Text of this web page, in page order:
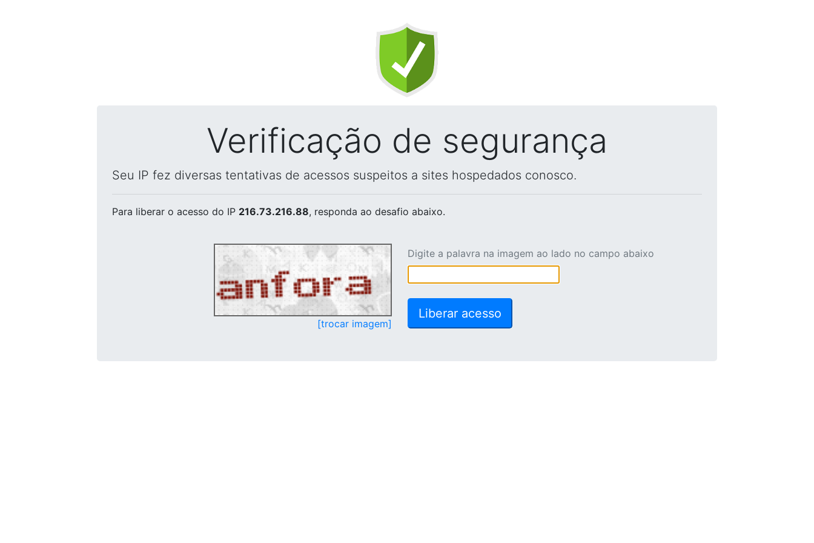
Verificação de segurança
Seu IP fez diversas tentativas de acessos suspeitos a sites hospedados conosco.
Para liberar o acesso do IP 216.73.216.88, responda ao desafio abaixo.
[trocar imagem]
Digite a palavra na imagem ao lado no campo abaixo